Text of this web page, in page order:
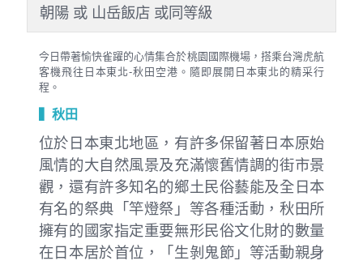
朝陽 或 山岳飯店 或同等級
今日帶著愉快雀躍的心情集合於桃園國際機場，搭乘台灣虎航
客機飛往日本東北-秋田空港。隨即展開日本東北的精采行
程。
▍秋田
位於日本東北地區，有許多保留著日本原始
風情的大自然風景及充滿懷舊情調的街市景
觀，還有許多知名的鄉土民俗藝能及全日本
有名的祭典「竿燈祭」等各種活動，秋田所
擁有的國家指定重要無形民俗文化財的數量
在日本居於首位，「生剝鬼節」等活動親身